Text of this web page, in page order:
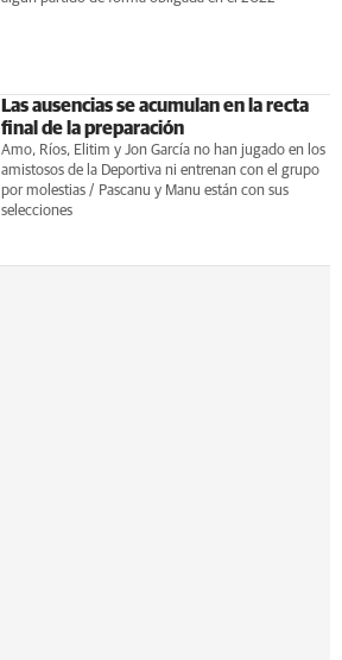
Las ausencias se acumulan en la recta
final de la preparación
Amo, Ríos, Elitim y Jon García no han jugado en los
amistosos de la Deportiva ni entrenan con el grupo
por molestias / Pascanu y Manu están con sus
selecciones